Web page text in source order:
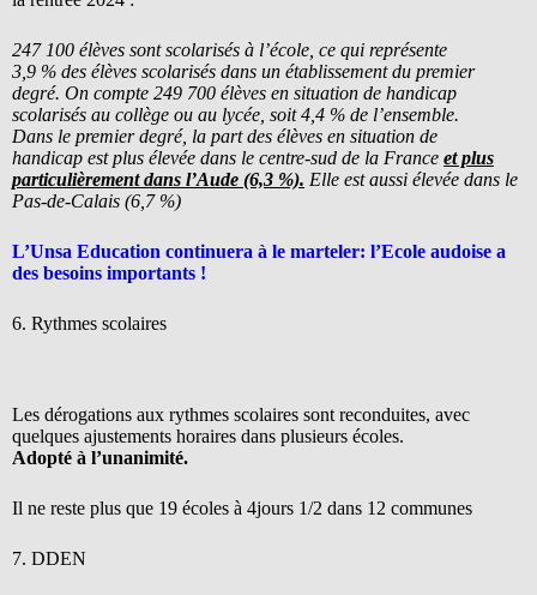
247 100 élèves sont scolarisés à l’école, ce qui représente
3,9 % des élèves scolarisés dans un établissement du premier
degré. On compte 249 700 élèves en situation de handicap
scolarisés au collège ou au lycée, soit 4,4 % de l’ensemble.
Dans le premier degré, la part des élèves en situation de
handicap est plus élevée dans le centre-sud de la France et plus
particulièrement dans l’Aude (6,3 %). Elle est aussi élevée dans le
Pas-de-Calais (6,7 %)
L’Unsa Education continuera à le marteler: l’Ecole audoise a
des besoins importants !
6. Rythmes scolaires
Les dérogations aux rythmes scolaires sont reconduites, avec
quelques ajustements horaires dans plusieurs écoles.
Adopté à l’unanimité.
Il ne reste plus que 19 écoles à 4jours 1/2 dans 12 communes
7. DDEN